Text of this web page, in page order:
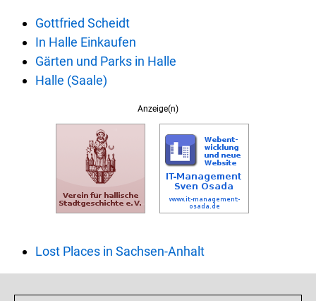
Gottfried Scheidt
In Halle Einkaufen
Gärten und Parks in Halle
Halle (Saale)
Anzeige(n)
Lost Places in Sachsen-Anhalt